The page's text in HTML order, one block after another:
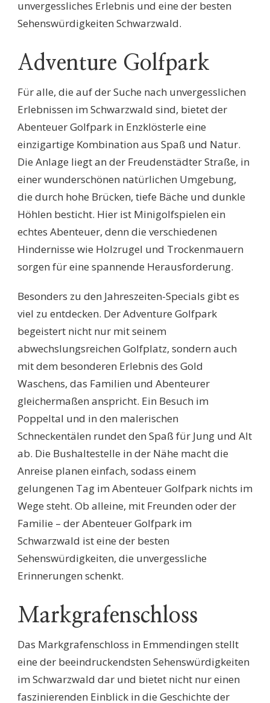
unvergessliches Erlebnis und eine der besten
Sehenswürdigkeiten Schwarzwald.
Adventure Golfpark
Für alle, die auf der Suche nach unvergesslichen
Erlebnissen im Schwarzwald sind, bietet der
Abenteuer Golfpark in Enzklösterle eine
einzigartige Kombination aus Spaß und Natur.
Die Anlage liegt an der Freudenstädter Straße, in
einer wunderschönen natürlichen Umgebung,
die durch hohe Brücken, tiefe Bäche und dunkle
Höhlen besticht. Hier ist Minigolfspielen ein
echtes Abenteuer, denn die verschiedenen
Hindernisse wie Holzrugel und Trockenmauern
sorgen für eine spannende Herausforderung.
Besonders zu den Jahreszeiten-Specials gibt es
viel zu entdecken. Der Adventure Golfpark
begeistert nicht nur mit seinem
abwechslungsreichen Golfplatz, sondern auch
mit dem besonderen Erlebnis des Gold
Waschens, das Familien und Abenteurer
gleichermaßen anspricht. Ein Besuch im
Poppeltal und in den malerischen
Schneckentälen rundet den Spaß für Jung und Alt
ab. Die Bushaltestelle in der Nähe macht die
Anreise planen einfach, sodass einem
gelungenen Tag im Abenteuer Golfpark nichts im
Wege steht. Ob alleine, mit Freunden oder der
Familie – der Abenteuer Golfpark im
Schwarzwald ist eine der besten
Sehenswürdigkeiten, die unvergessliche
Erinnerungen schenkt.
Markgrafenschloss
Das Markgrafenschloss in Emmendingen stellt
eine der beeindruckendsten Sehenswürdigkeiten
im Schwarzwald dar und bietet nicht nur einen
faszinierenden Einblick in die Geschichte der